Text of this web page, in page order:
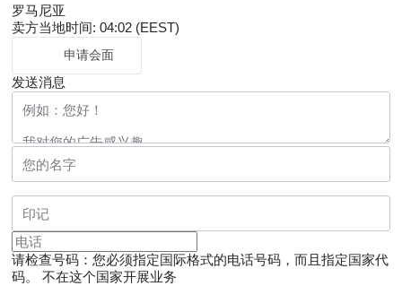
罗马尼亚
卖方当地时间: 04:02 (EEST)
申请会面
发送消息
请检查号码：您必须指定国际格式的电话号码，而且指定国家代
码。
不在这个国家开展业务